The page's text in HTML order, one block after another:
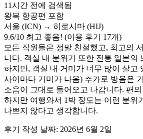
11시간 전에 검색됨
왕복 항공편 포함
서울 (ICN) → 히로시마 (HIJ)
9.6/10 최고 좋음! (이용 후기 17개)
모든 직원들은 정말 친절했고, 최고의
니다. 객실 내 분위기 또한 전통 일본의
하지만, 객실 내 거미가 너무 많이 살고
사이마다 거미가 나옴) 추가로 방음은
소음이 그대로 들어오고 나갑니다. 편
하지만 여행와서 1박 정도는 이런 분위
나쁘지 않다고 생각합니다.
후기 작성 날짜: 2026년 6월 2일